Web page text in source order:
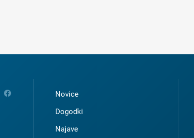
Novice
Dogodki
Najave